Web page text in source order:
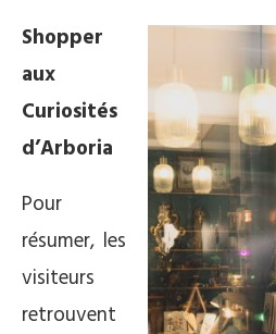
Shopper
aux
Curiosités
d’Arboria
Pour
résumer, les
visiteurs
retrouvent